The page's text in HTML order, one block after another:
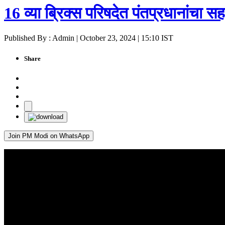
16 व्या ब्रिक्स परिषदेत पंतप्रधानांचा
Published By : Admin | October 23, 2024 | 15:10 IST
Share
Join PM Modi on WhatsApp